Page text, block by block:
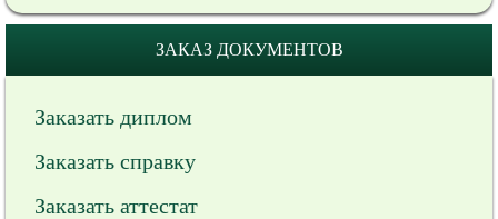
ЗАКАЗ ДОКУМЕНТОВ
Заказать диплом
Заказать справку
Заказать аттестат